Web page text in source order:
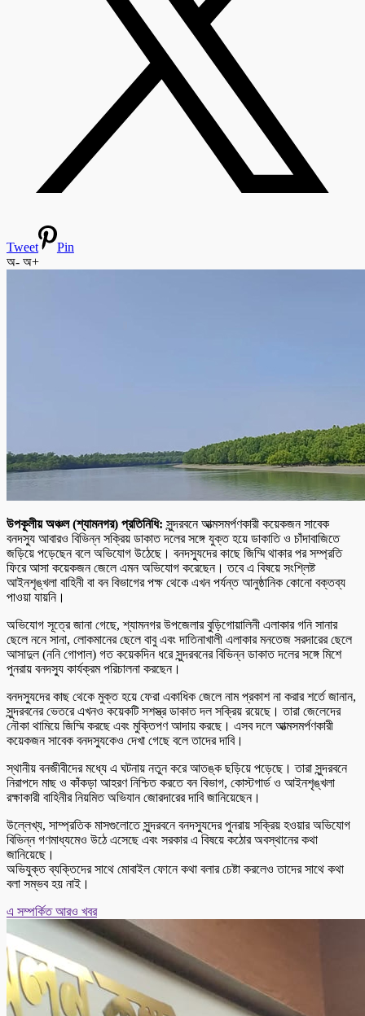
Tweet
Pin
অ- অ+
উপকূলীয় অঞ্চল (শ্যামনগর) প্রতিনিধি: সুন্দরবনে আত্মসমর্পণকারী কয়েকজন সাবেক
বনদস্যু আবারও বিভিন্ন সক্রিয় ডাকাত দলের সঙ্গে যুক্ত হয়ে ডাকাতি ও চাঁদাবাজিতে
জড়িয়ে পড়েছেন বলে অভিযোগ উঠেছে। বনদস্যুদের কাছে জিম্মি থাকার পর সম্প্রতি
ফিরে আসা কয়েকজন জেলে এমন অভিযোগ করেছেন। তবে এ বিষয়ে সংশ্লিষ্ট
আইনশৃঙ্খলা বাহিনী বা বন বিভাগের পক্ষ থেকে এখন পর্যন্ত আনুষ্ঠানিক কোনো বক্তব্য
পাওয়া যায়নি।
অভিযোগ সূত্রে জানা গেছে, শ্যামনগর উপজেলার বুড়িগোয়ালিনী এলাকার গনি সানার
ছেলে ননে সানা, লোকমানের ছেলে বাবু এবং দাতিনাখালী এলাকার মনতেজ সরদারের ছেলে
আসাদুল (ননি গোপাল) গত কয়েকদিন ধরে সুন্দরবনের বিভিন্ন ডাকাত দলের সঙ্গে মিশে
পুনরায় বনদস্যু কার্যক্রম পরিচালনা করছেন।
বনদস্যুদের কাছ থেকে মুক্ত হয়ে ফেরা একাধিক জেলে নাম প্রকাশ না করার শর্তে জানান,
সুন্দরবনের ভেতরে এখনও কয়েকটি সশস্ত্র ডাকাত দল সক্রিয় রয়েছে। তারা জেলেদের
নৌকা থামিয়ে জিম্মি করছে এবং মুক্তিপণ আদায় করছে। এসব দলে আত্মসমর্পণকারী
কয়েকজন সাবেক বনদস্যুকেও দেখা গেছে বলে তাদের দাবি।
স্থানীয় বনজীবীদের মধ্যে এ ঘটনায় নতুন করে আতঙ্ক ছড়িয়ে পড়েছে। তারা সুন্দরবনে
নিরাপদে মাছ ও কাঁকড়া আহরণ নিশ্চিত করতে বন বিভাগ, কোস্টগার্ড ও আইনশৃঙ্খলা
রক্ষাকারী বাহিনীর নিয়মিত অভিযান জোরদারের দাবি জানিয়েছেন।
উল্লেখ্য, সাম্প্রতিক মাসগুলোতে সুন্দরবনে বনদস্যুদের পুনরায় সক্রিয় হওয়ার অভিযোগ
বিভিন্ন গণমাধ্যমেও উঠে এসেছে এবং সরকার এ বিষয়ে কঠোর অবস্থানের কথা
জানিয়েছে।
অভিযুক্ত ব্যক্তিদের সাথে মোবাইল ফোনে কথা বলার চেষ্টা করলেও তাদের সাথে কথা
বলা সম্ভব হয় নাই।
এ সম্পর্কিত আরও খবর